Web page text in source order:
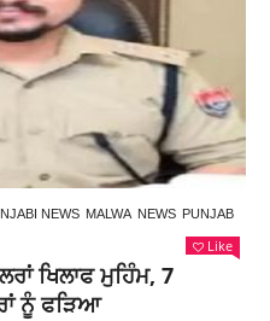
NEWS MALWA NEWS PUNJAB
Like
ਖਿਲਾਫ ਮੁਹਿੰਮ, 7
ਨੂੰ ਫੜਿਆ